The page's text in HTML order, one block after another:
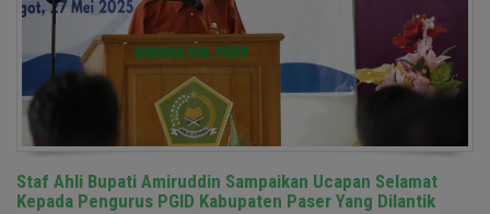
Staf Ahli Bupati Amiruddin Sampaikan Ucapan Selamat
Kepada Pengurus PGID Kabupaten Paser Yang Dilantik